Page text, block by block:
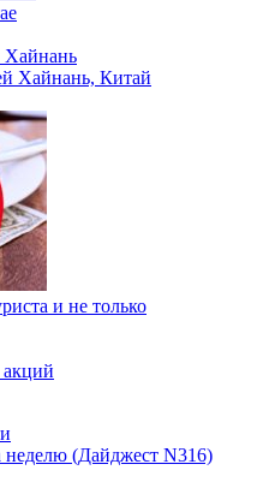
Хайнань, Китай
и не только
неделю (Дайджест N316)